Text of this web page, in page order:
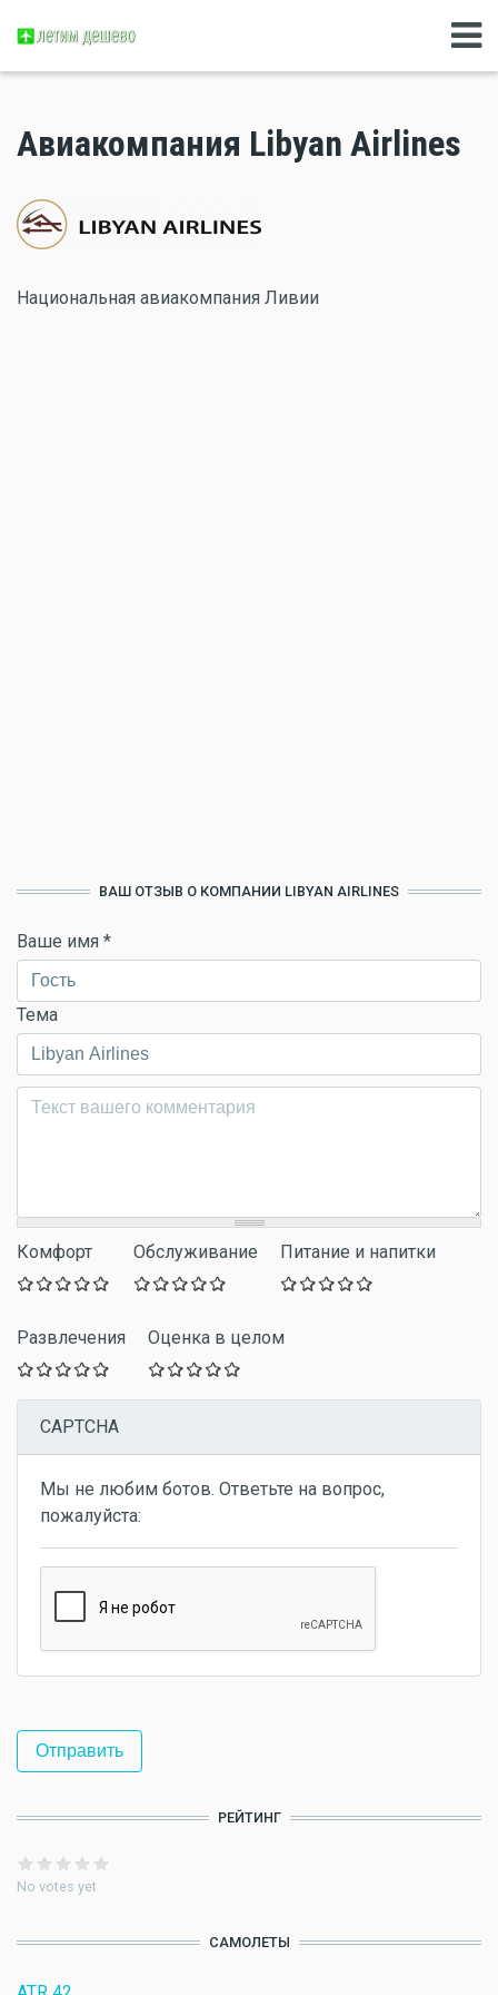
Авиакомпания Libyan Airlines
Национальная авиакомпания Ливии
ВАШ ОТЗЫВ О КОМПАНИИ LIBYAN AIRLINES
Ваше имя *
Тема
Комментарий*
Комфорт Обслуживание Питание и напитки
Развлечения Оценка в целом
CAPTCHA
Мы не любим ботов. Ответьте на вопрос,
пожалуйста:
РЕЙТИНГ
No votes yet
САМОЛЕТЫ